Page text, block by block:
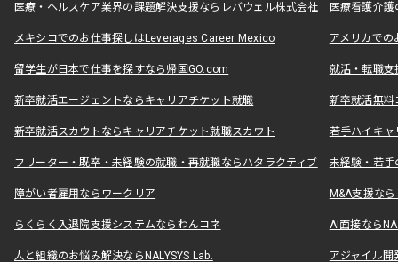
医療・ヘルスケア業界の課題解決支援ならレバウェル株式会社 医療看護介
メキシコでのお仕事探しはLeverages Career Mexico アメリカで
留学生が日本で仕事を探すなら帰国GO.com 就活・転職
新卒就活エージェントならキャリアチケット就職 新卒就活無料
新卒就活スカウトならキャリアチケット就職スカウト 若手ハイキ
フリーター・既卒・未経験の就職・再就職ならハタラクティブ 未経験・若手
障がい者雇用ならワークリア M&A支援な
らくらく入退院支援システムならわんコネ AI面接なら
人と組織のお悩み解決ならNALYSYS Lab. アジャイル